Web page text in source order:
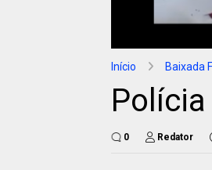
Início Baixada
0 Redator